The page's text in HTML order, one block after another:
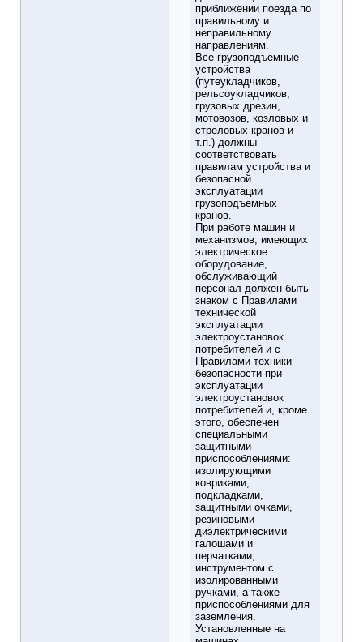
приближении поезда по
правильному и
неправильному
направлениям.
Все грузоподъемные
устройства
(путеукладчиков,
рельсоукладчиков,
грузовых дрезин,
мотовозов, козловых и
стреловых кранов и
т.п.) должны
соответствовать
правилам устройства и
безопасной
эксплуатации
грузоподъемных
кранов.
При работе машин и
механизмов, имеющих
электрическое
оборудование,
обслуживающий
персонал должен быть
знаком с Правилами
технической
эксплуатации
электроустановок
потребителей и с
Правилами техники
безопасности при
эксплуатации
электроустановок
потребителей и, кроме
этого, обеспечен
специальными
защитными
приспособлениями:
изолирующими
ковриками,
подкладками,
защитными очками,
резиновыми
диэлектрическими
галошами и
перчатками,
инструментом с
изолированными
ручками, а также
приспособлениями для
заземления.
Установленные на